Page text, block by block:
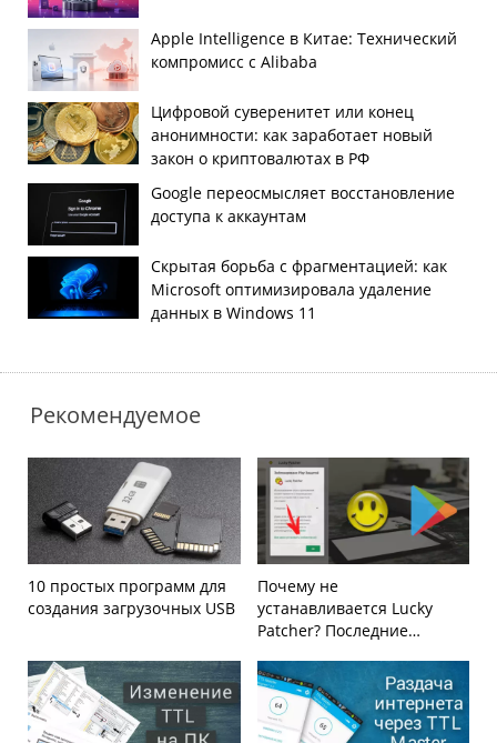
Apple Intelligence в Китае: Технический
компромисс с Alibaba
Цифровой суверенитет или конец
анонимности: как заработает новый
закон о криптовалютах в РФ
Google переосмысляет восстановление
доступа к аккаунтам
Скрытая борьба с фрагментацией: как
Microsoft оптимизировала удаление
данных в Windows 11
Рекомендуемое
10 простых программ для
создания загрузочных USB
Почему не
устанавливается Lucky
Patcher? Последние
Market